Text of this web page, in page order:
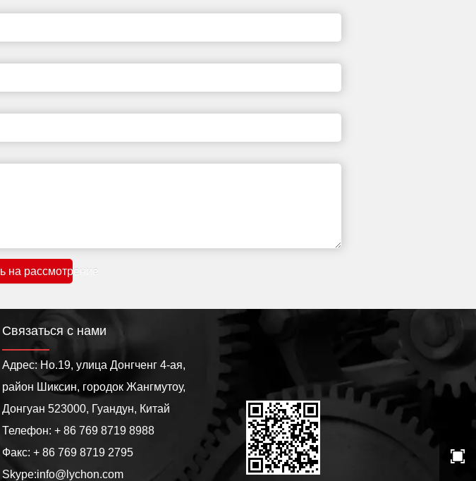
на рассмотрение
Связаться с нами
Адрес: Но.19, улица Донгченг 4-ая,
район Шиксин, городок Жангмутоу,
Донгуан 523000, Гуандун, Китай
Телефон: + 86 769 8719 8988
Факс: + 86 769 8719 2795
Skype:info@lychon.com